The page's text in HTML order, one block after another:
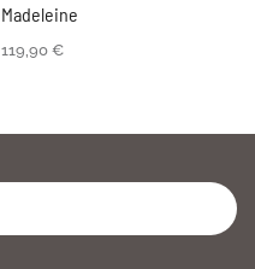
Madeleine
119,90 €